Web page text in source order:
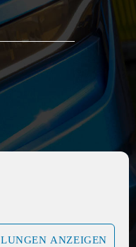
ANZEIGEN